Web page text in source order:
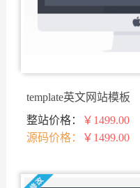
template英文网站模板
整站价格：
￥1499.00
源码价格：
￥1499.00